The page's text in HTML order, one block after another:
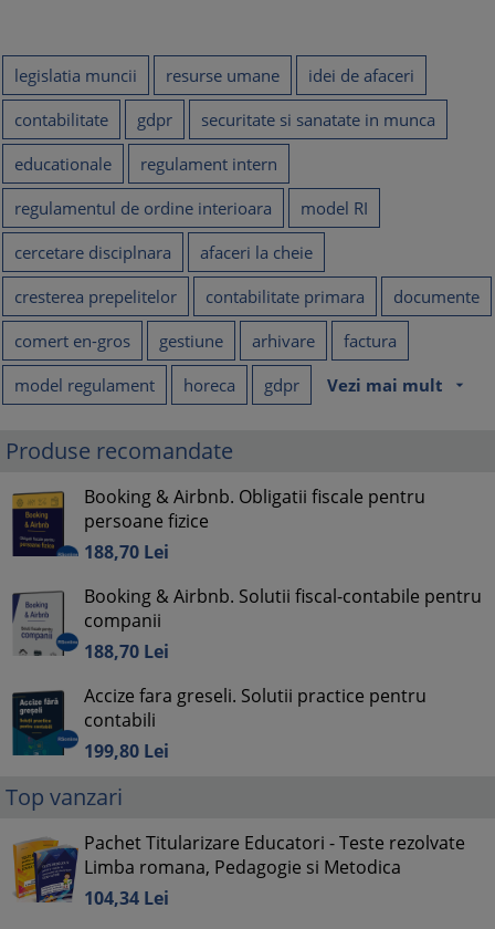
legislatia muncii resurse umane
idei de afaceri
contabilitate
gdpr
securitate si sanatate in munca
educationale
regulament intern
regulamentul de ordine interioara
model RI
cercetare disciplnara
afaceri la cheie
cresterea prepelitelor
contabilitate primara
documente
comert en-gros
gestiune arhivare
factura
model regulament
horeca gdpr Vezi mai mult arrow_drop_down
Produse recomandate
Booking & Airbnb. Obligatii fiscale pentru
persoane fizice
188,70 Lei
Booking & Airbnb. Solutii fiscal-contabile pentru
companii
188,70 Lei
Accize fara greseli. Solutii practice pentru
contabili
199,80 Lei
Top vanzari
Pachet Titularizare Educatori - Teste rezolvate
Limba romana, Pedagogie si Metodica
104,34 Lei